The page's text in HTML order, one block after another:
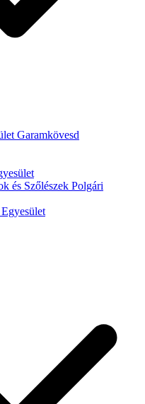
Garamkövesd
és Szőlészek Polgári